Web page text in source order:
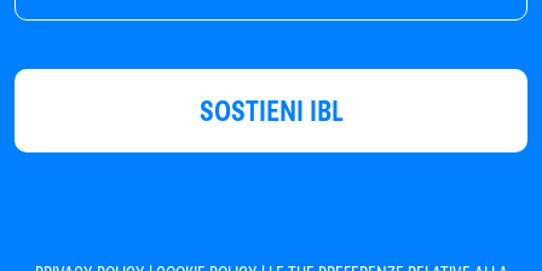
SOSTIENI IBL